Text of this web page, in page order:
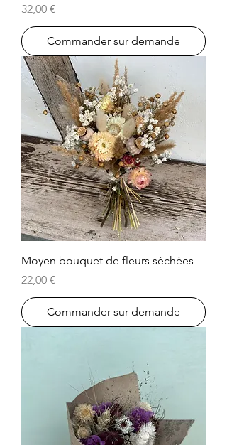
Prix
32,00 €
Commander sur demande
Moyen bouquet de fleurs séchées
Prix
22,00 €
Commander sur demande